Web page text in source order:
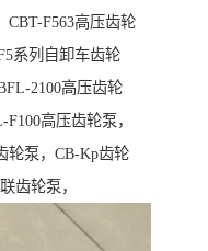
CBT-F563高压齿轮
系列自卸车齿轮
2100高压齿轮
高压齿轮泵，
轮泵，CB-Kp齿轮
齿轮泵，